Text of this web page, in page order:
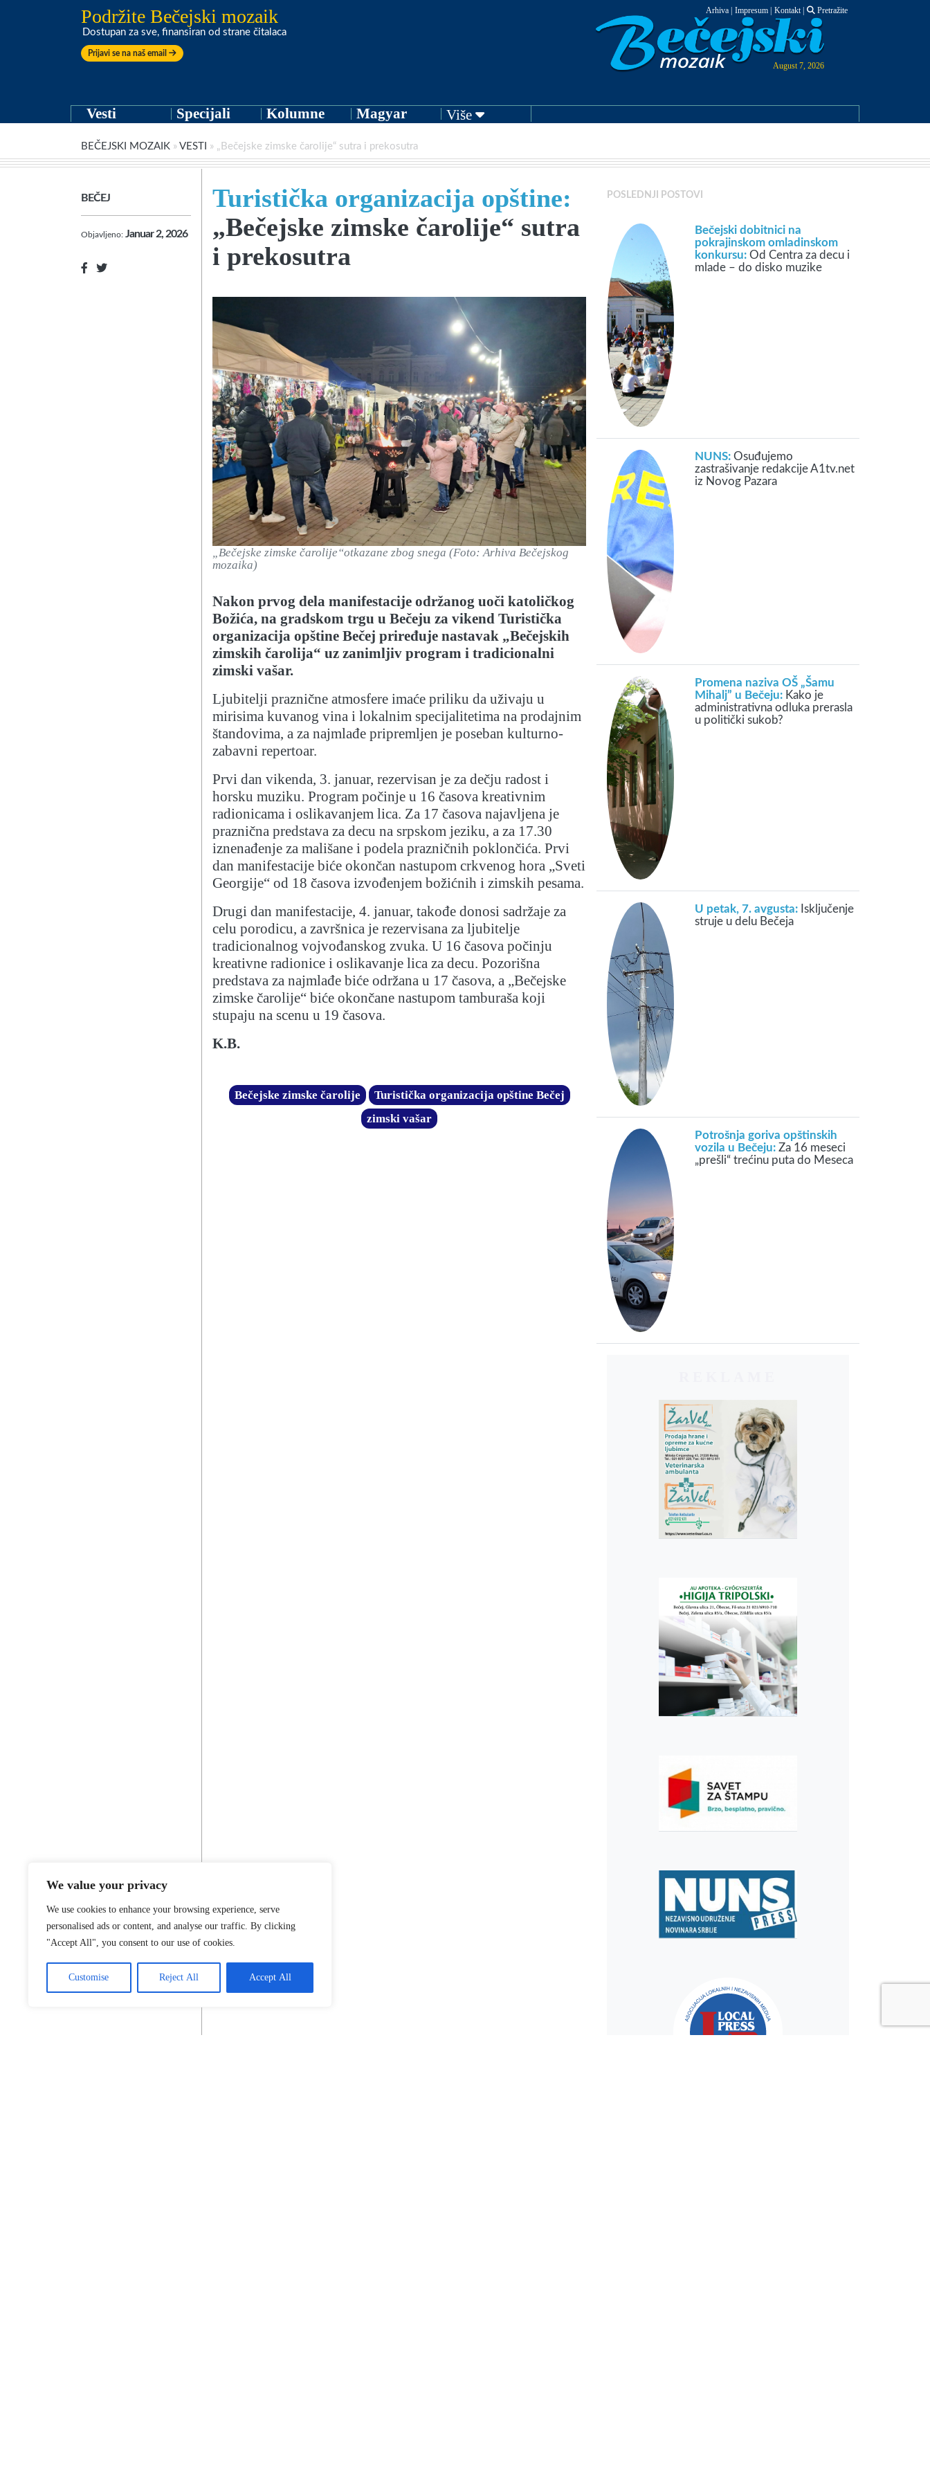
We value your privacy
We use cookies to enhance your browsing experience, serve
personalised ads or content, and analyse our traffic. By clicking
"Accept All", you consent to our use of cookies.
Customise Reject All Accept All
Podržite Bečejski mozaik
Dostupan za sve, finansiran od strane čitalaca
Prijavi se na naš email
Arhiva Impresum Kontakt| Pretražite
August 7, 2026
Vesti Specijali Kolumne Magyar Više
BEČEJSKI MOZAIK » VESTI » „Bečejske zimske čarolije“ sutra i prekosutra
BEČEJ
Objavljeno: Januar 2, 2026
Turistička organizacija opštine:
„Bečejske zimske čarolije“ sutra
i prekosutra
„Bečejske zimske čarolije“otkazane zbog snega (Foto: Arhiva Bečejskog
mozaika)
Nakon prvog dela manifestacije održanog uoči katoličkog
Božića, na gradskom trgu u Bečeju za vikend Turistička
organizacija opštine Bečej priređuje nastavak „Bečejskih
zimskih čarolija“ uz zanimljiv program i tradicionalni
zimski vašar.
Ljubitelji praznične atmosfere imaće priliku da uživaju u
mirisima kuvanog vina i lokalnim specijalitetima na prodajnim
štandovima, a za najmlađe pripremljen je poseban kulturno-
zabavni repertoar.
Prvi dan vikenda, 3. januar, rezervisan je za dečju radost i
horsku muziku. Program počinje u 16 časova kreativnim
radionicama i oslikavanjem lica. Za 17 časova najavljena je
praznična predstava za decu na srpskom jeziku, a za 17.30
iznenađenje za mališane i podela prazničnih poklončića. Prvi
dan manifestacije biće okončan nastupom crkvenog hora „Sveti
Georgije“ od 18 časova izvođenjem božićnih i zimskih pesama.
Drugi dan manifestacije, 4. januar, takođe donosi sadržaje za
celu porodicu, a završnica je rezervisana za ljubitelje
tradicionalnog vojvođanskog zvuka. U 16 časova počinju
kreativne radionice i oslikavanje lica za decu. Pozorišna
predstava za najmlađe biće održana u 17 časova, a „Bečejske
zimske čarolije“ biće okončane nastupom tamburaša koji
stupaju na scenu u 19 časova.
K.B.
Bečejske zimske čarolije
Turistička organizacija opštine Bečej
zimski vašar
POSLEDNJI POSTOVI
Bečejski dobitnici na
pokrajinskom omladinskom
konkursu: Od Centra za decu i
mlade – do disko muzike
NUNS: Osuđujemo
zastrašivanje redakcije A1tv.net
iz Novog Pazara
Promena naziva OŠ „Šamu
Mihalj” u Bečeju: Kako je
administrativna odluka prerasla
u politički sukob?
U petak, 7. avgusta: Isključenje
struje u delu Bečeja
Potrošnja goriva opštinskih
vozila u Bečeju: Za 16 meseci
„prešli“ trećinu puta do Meseca